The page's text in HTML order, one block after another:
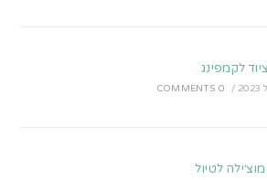
לקמפינג
/
0 COMMENTS
לטיול